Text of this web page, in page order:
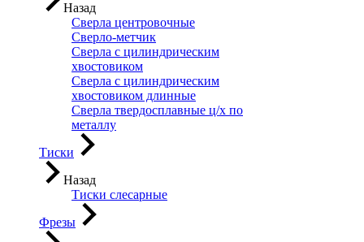
Назад
Сверла центровочные
Сверло-метчик
Сверла с цилиндрическим
хвостовиком
Сверла с цилиндрическим
хвостовиком длинные
Сверла твердосплавные ц/х по
металлу
Тиски
Назад
Тиски слесарные
Фрезы